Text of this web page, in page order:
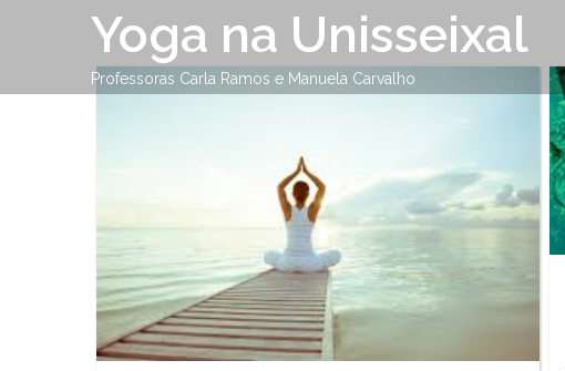
Yoga na Unisseixal
Professoras Carla Ramos e Manuela Carvalho